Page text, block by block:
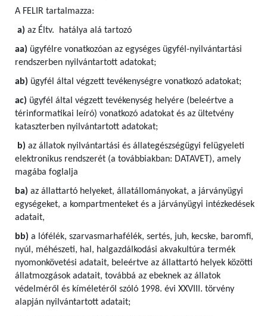
A FELIR tartalmazza:
a) az Éltv. hatálya alá tartozó
aa) ügyfélre vonatkozóan az egységes ügyfél-nyilvántartási
rendszerben nyilvántartott adatokat;
ab) ügyfél által végzett tevékenységre vonatkozó adatokat;
ac) ügyfél által végzett tevékenység helyére (beleértve a
térinformatikai leíró) vonatkozó adatokat és az ültetvény
kataszterben nyilvántartott adatokat;
b) az állatok nyilvántartási és állategészségügyi felügyeleti
elektronikus rendszerét (a továbbiakban: DATAVET), amely
magába foglalja
ba) az állattartó helyeket, állatállományokat, a járványügyi
egységeket, a kompartmenteket és a járványügyi intézkedések
adatait,
bb) a lófélék, szarvasmarhafélék, sertés, juh, kecske, baromfi,
nyúl, méhészeti, hal, halgazdálkodási akvakultúra termék
nyomonkövetési adatait, beleértve az állattartó helyek közötti
állatmozgások adatait, továbbá az ebeknek az állatok
védelméről és kíméletéről szóló 1998. évi XXVIII. törvény
alapján nyilvántartott adatait;